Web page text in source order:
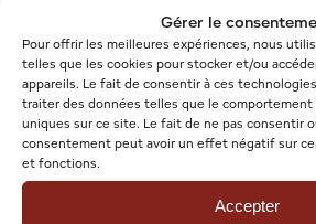
Gérer le
Pour offrir les meilleures expériences, nous
telles que les cookies pour stocker et/ou
appareils. Le fait de consentir à ces
traiter des données telles que le comportement
uniques sur ce site. Le fait de ne pas consentir
consentement peut avoir un effet négatif sur
et fonctions.
Accepter
Cesta